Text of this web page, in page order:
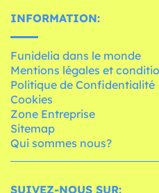
INFORMATION:
Funidelia dans le monde
Mentions légales et
Politique de Confidentialité
Cookies
Zone Entreprise
Sitemap
Qui sommes nous?
SUIVEZ-NOUS SUR: